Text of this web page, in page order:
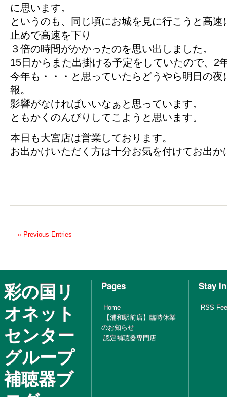
に思います。
というのも、同じ頃にお城を見に行こうと高
止めで高速を下り
３倍の時間がかかったのを思い出しました。
15日からまた出掛ける予定をしていたので、2
今年も・・・と思っていたらどうやら明日の
報。
影響がなければいいなぁと思っています。
ともかくのんびりしてこようと思います。
本日も大宮店は営業しております。
お出かけいただく方は十分お気を付けてお出か
« Previous Entries
彩の国リ
オネット
センター
グループ
補聴器ブ
Pages
Home
【浦和駅前店】臨時休業
のお知らせ
認定補聴器専門店
Stay
RSS